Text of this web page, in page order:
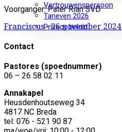
Vertrouwenspersoon
Tarieven 2026
Privacy beleid
Voorganger: Pater Rian SVD
Franciscus-26 november 2024
Contact
Pastores (spoednummer)
06 – 26 58 02 11
Annakapel
Heusdenhoutseweg 34
4817 NC Breda
tel: 076 - 521 90 87